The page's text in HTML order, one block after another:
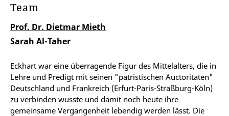
Team
Prof. Dr. Dietmar Mieth
Sarah Al-Taher
Eckhart war eine überragende Figur des Mittelalters, die in
Lehre und Predigt mit seinen "patristischen Auctoritaten"
Deutschland und Frankreich (Erfurt-Paris-Straßburg-Köln)
zu verbinden wusste und damit noch heute ihre
gemeinsame Vergangenheit lebendig werden lässt. Die